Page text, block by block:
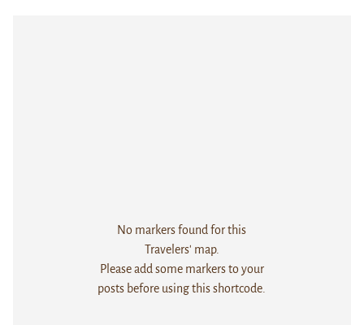
No markers found for this
Travelers' map.
Please add some markers to your
posts before using this shortcode.